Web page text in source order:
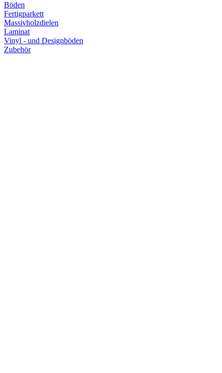
Böden
Fertigparkett
Massivholzdielen
Laminat
Vinyl - und Designböden
Zubehör